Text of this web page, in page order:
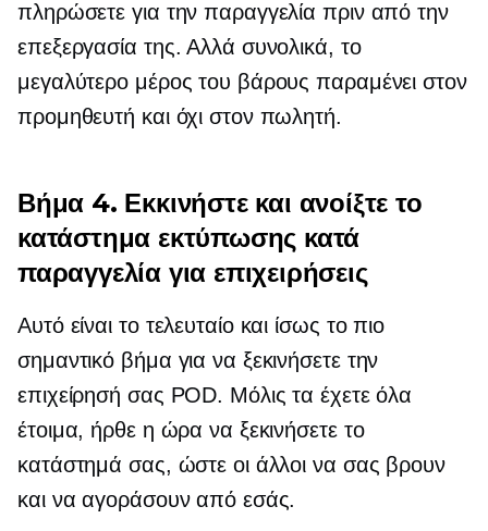
πληρώσετε για την παραγγελία πριν από την
επεξεργασία της. Αλλά συνολικά, το
μεγαλύτερο μέρος του βάρους παραμένει στον
προμηθευτή και όχι στον πωλητή.
Βήμα 4. Εκκινήστε και ανοίξτε το
κατάστημα εκτύπωσης κατά
παραγγελία για επιχειρήσεις
Αυτό είναι το τελευταίο και ίσως το πιο
σημαντικό βήμα για να ξεκινήσετε την
επιχείρησή σας POD. Μόλις τα έχετε όλα
έτοιμα, ήρθε η ώρα να ξεκινήσετε το
κατάστημά σας, ώστε οι άλλοι να σας βρουν
και να αγοράσουν από εσάς.